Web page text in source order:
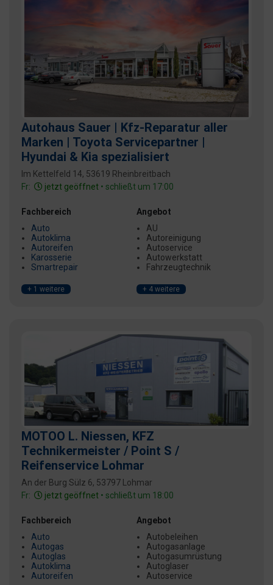
Autohaus Sauer | Kfz-Reparatur aller
Marken | Toyota Servicepartner |
Hyundai & Kia spezialisiert
Im Kettelfeld 14, 53619 Rheinbreitbach
Fr:
jetzt geöffnet • schließt um 17:00
Fachbereich
Auto
Autoklima
Autoreifen
Karosserie
Smartrepair
+ 1 weitere
Angebot
AU
Autoreinigung
Autoservice
Autowerkstatt
Fahrzeugtechnik
+ 4 weitere
MOTOO L. Niessen, KFZ
Technikermeister / Point S /
Reifenservice Lohmar
An der Burg Sülz 6, 53797 Lohmar
Fr:
jetzt geöffnet • schließt um 18:00
Fachbereich
Auto
Autogas
Autoglas
Autoklima
Autoreifen
Angebot
Autobeleihen
Autogasanlage
Autogasumrüstung
Autoglaser
Autoservice